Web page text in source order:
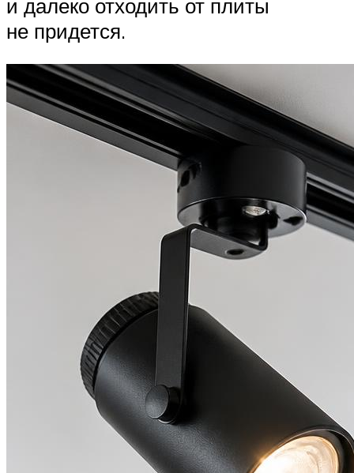
и далеко отходить от плиты
не придется.